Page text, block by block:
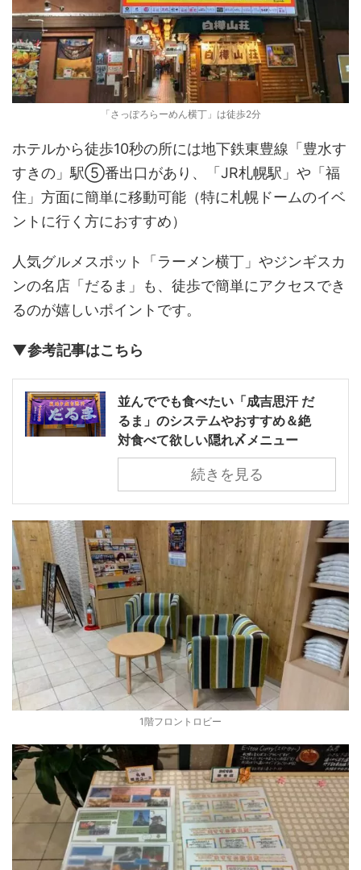
「さっぽろらーめん横丁」は徒歩2分
ホテルから徒歩10秒の所には地下鉄東豊線「豊水す
すきの」駅⑤番出口があり、「JR札幌駅」や「福
住」方面に簡単に移動可能（特に札幌ドームのイベ
ントに行く方におすすめ）
人気グルメスポット「ラーメン横丁」やジンギスカ
ンの名店「だるま」も、徒歩で簡単にアクセスでき
るのが嬉しいポイントです。
▼参考記事はこちら
並んででも食べたい「成吉思汗 だ
るま」のシステムやおすすめ＆絶
対食べて欲しい隠れ〆メニュー
続きを見る
1階フロントロビー